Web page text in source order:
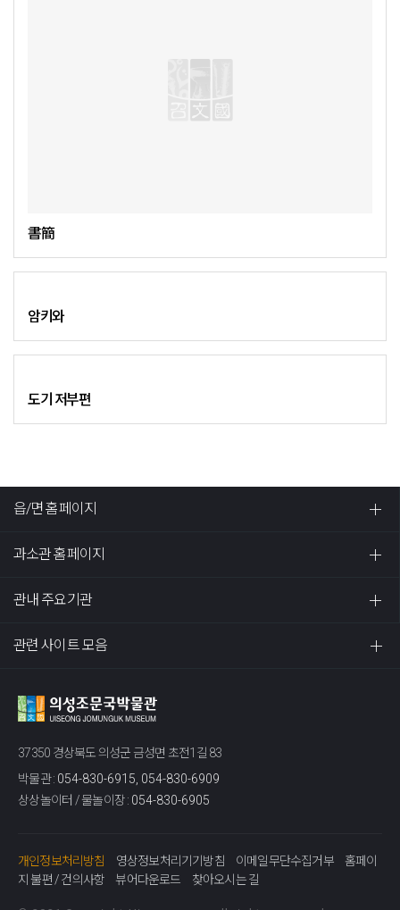
書簡
암키와
도기 저부편
읍/면 홈페이지
과소관 홈페이지
관내 주요기관
관련 사이트 모음
37350 경상북도 의성군 금성면 초전1길 83
박물관 : 054-830-6915, 054-830-6909
상상놀이터 / 물놀이장 : 054-830-6905
개인정보처리방침 영상정보처리기기방침 이메일무단수집거부
홈페이
지 불편 / 건의사항
뷰어다운로드 찾아오시는 길